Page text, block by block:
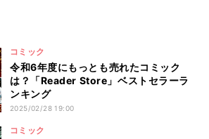
コミック
令和6年度にもっとも売れたコミック
は？「Reader Store」ベストセラーラ
ンキング
2025/02/28 19:00
コミック